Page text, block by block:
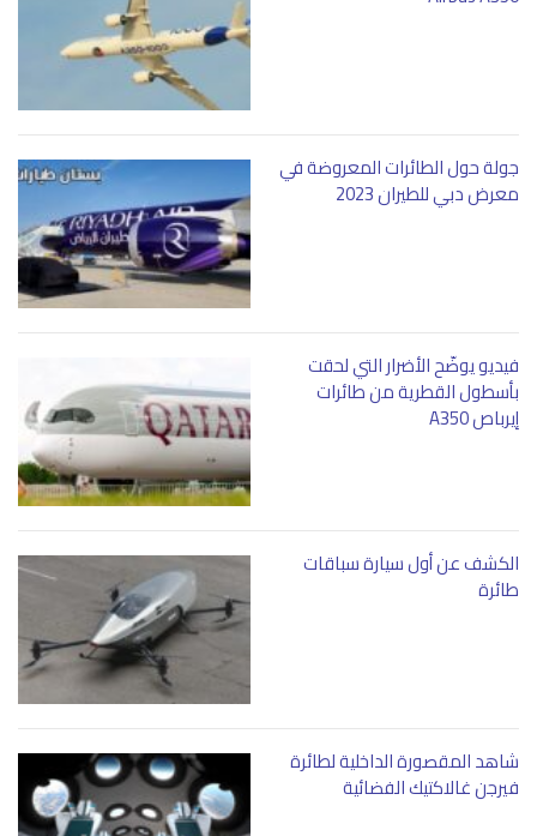
جولة حول الطائرات المعروضة في
معرض دبي للطيران 2023
فيديو يوضّح الأضرار التي لحقت
بأسطول القطرية من طائرات
إيرباص A350
الكشف عن أول سيارة سباقات
طائرة
شاهد المقصورة الداخلية لطائرة
فيرجن غالاكتيك الفضائية